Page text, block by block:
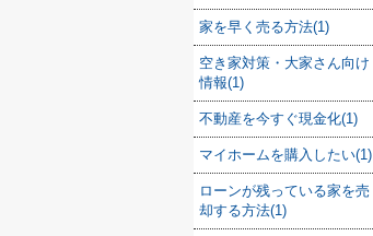
家を早く売る方法(1)
空き家対策・大家さん向け
情報(1)
不動産を今すぐ現金化(1)
マイホームを購入したい(1)
ローンが残っている家を売
却する方法(1)